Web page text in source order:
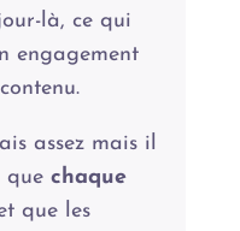
là, ce qui
engagement
assez mais il
quechaque
que les